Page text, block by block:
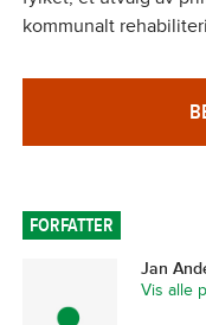
kommunalt
FORFATTER
Jan
Vis alle